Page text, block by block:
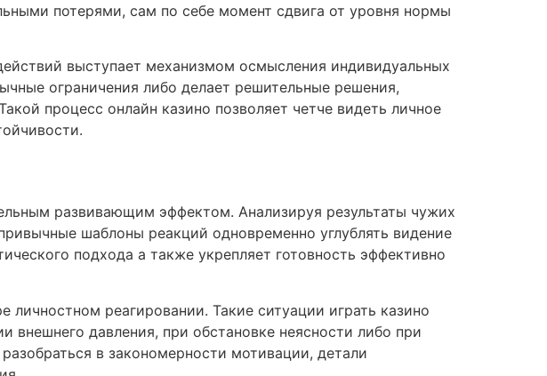
потерями, сам по себе момент сдвига от уровня нормы
выступает механизмом осмысления индивидуальных
ограничения либо делает решительные решения,
процесс онлайн казино позволяет четче видеть личное
развивающим эффектом. Анализируя результаты чужих
шаблоны реакций одновременно углублять видение
подхода а также укрепляет готовность эффективно
реагировании. Такие ситуации играть казино
внешнего давления, при обстановке неясности либо при
в закономерности мотивации, детали